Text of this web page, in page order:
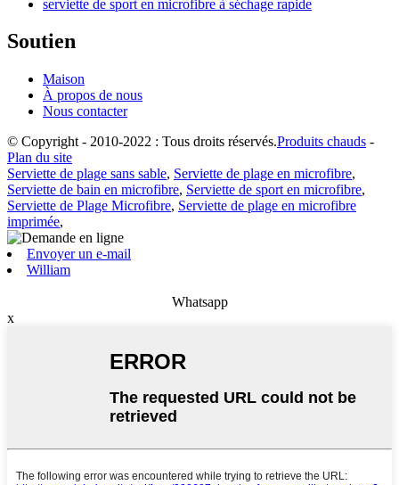
serviette de sport en microfibre à séchage rapide
Soutien
Maison
À propos de nous
Nous contacter
© Copyright - 2010-2022 : Tous droits réservés.Produits chauds -
Plan du site
Serviette de plage sans sable, Serviette de plage en microfibre,
Serviette de bain en microfibre, Serviette de sport en microfibre,
Serviette de Plage Microfibre, Serviette de plage en microfibre
imprimée,
Envoyer un e-mail
William
Whatsapp
x